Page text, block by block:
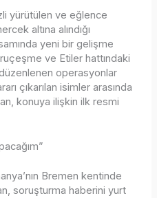
yürütülen ve eğlence
altına alındığı
yeni bir gelişme
ve Etiler hattındaki
operasyonlar
çıkarılan isimler arasında
konuya ilişkin ilk resmi
Bremen kentinde
soruşturma haberini yurt